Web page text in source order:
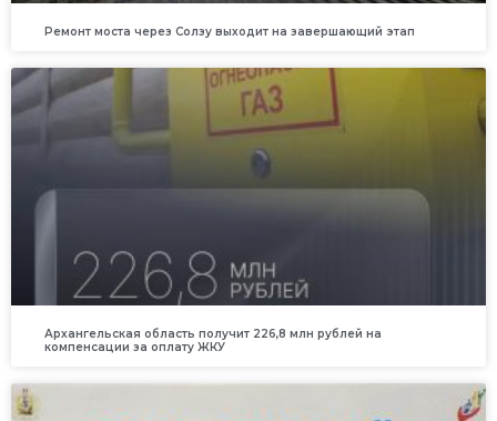
Ремонт моста через Солзу выходит на завершающий этап
Архангельская область получит 226,8 млн рублей на
компенсации за оплату ЖКУ